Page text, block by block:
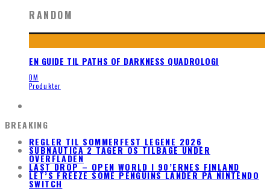
RANDOM
EN GUIDE TIL PATHS OF DARKNESS QUADROLOGI
DM
Produkter
BREAKING
REGLER TIL SOMMERFEST LEGENE 2026
SUBNAUTICA 2 TAGER OS TILBAGE UNDER
OVERFLADEN
LAST DROP – OPEN WORLD I 90’ERNES FINLAND
LET’S FREEZE SOME PENGUINS LANDER PÅ NINTENDO
SWITCH